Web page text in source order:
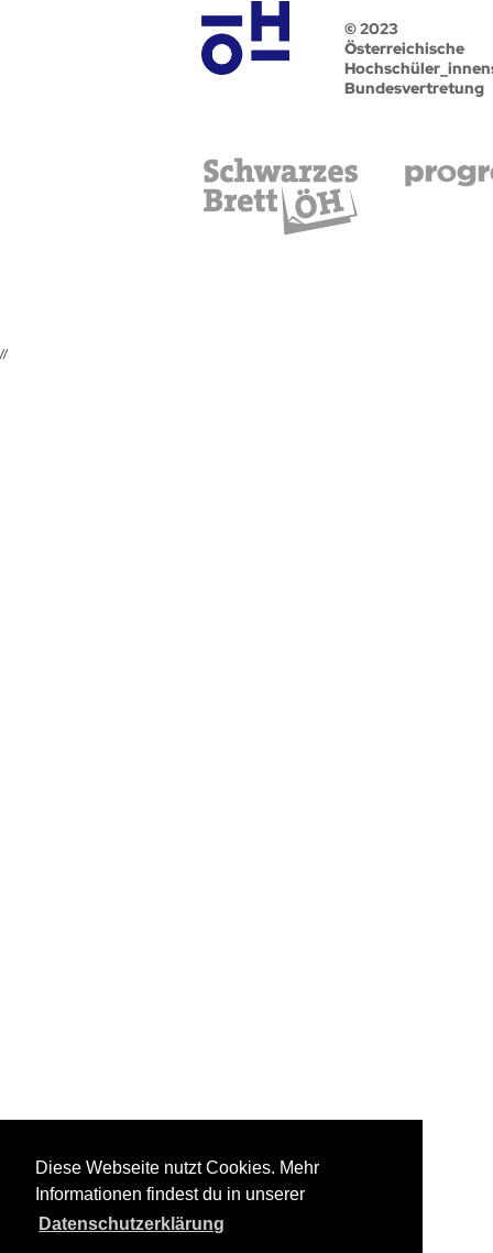
Diese Webseite nutzt Cookies. Mehr
Informationen findest du in unserer
Datenschutzerklärung
© 2023
Österreichische
Bundesvertretung
//